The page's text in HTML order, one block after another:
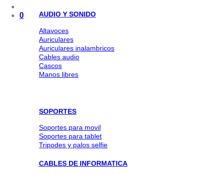
0 AUDIO Y SONIDO
Altavoces
Auriculares
Auriculares inalambricos
Cables audio
Cascos
Manos libres
SOPORTES
Soportes para movil
Soportes para tablet
Tripodes y palos selfie
CABLES DE INFORMATICA